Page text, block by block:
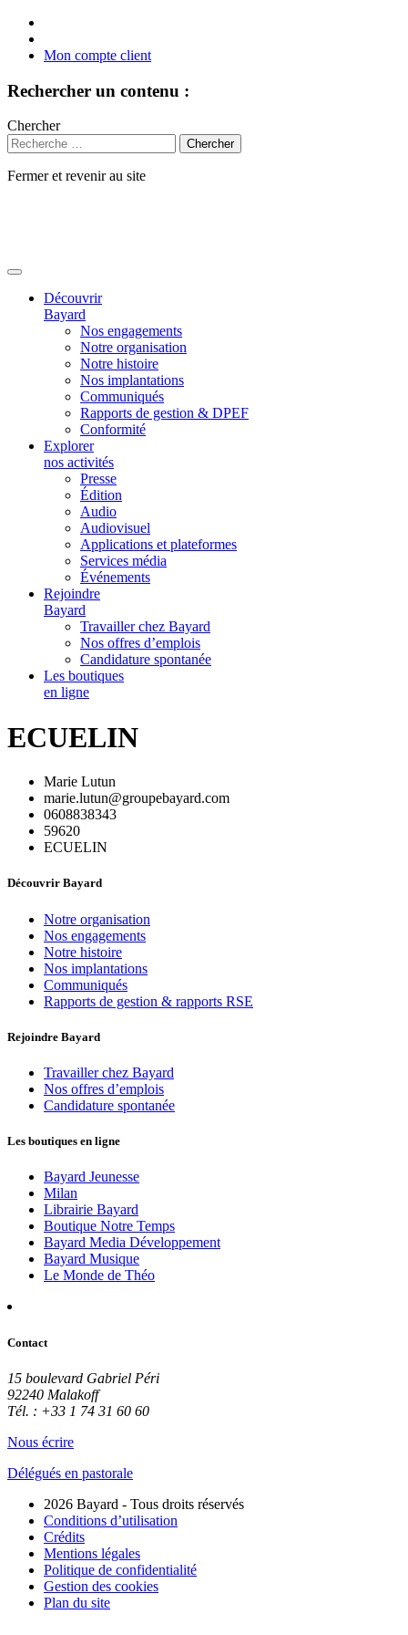
Mon compte client
Rechercher un contenu :
Chercher
Fermer et revenir au site
Découvrir
Bayard
Nos engagements
Notre organisation
Notre histoire
Nos implantations
Communiqués
Rapports de gestion & DPEF
Conformité
Explorer
nos activités
Presse
Édition
Audio
Audiovisuel
Applications et plateformes
Services média
Événements
Rejoindre
Bayard
Travailler chez Bayard
Nos offres d’emplois
Candidature spontanée
Les boutiques
en ligne
ECUELIN
Marie Lutun
marie.lutun@groupebayard.com
0608838343
59620
ECUELIN
Découvrir Bayard
Notre organisation
Nos engagements
Notre histoire
Nos implantations
Communiqués
Rapports de gestion & rapports RSE
Rejoindre Bayard
Travailler chez Bayard
Nos offres d’emplois
Candidature spontanée
Les boutiques en ligne
Bayard Jeunesse
Milan
Librairie Bayard
Boutique Notre Temps
Bayard Media Développement
Bayard Musique
Le Monde de Théo
Contact
15 boulevard Gabriel Péri
92240 Malakoff
Tél. : +33 1 74 31 60 60
Nous écrire
Délégués en pastorale
2026 Bayard - Tous droits réservés
Conditions d’utilisation
Crédits
Mentions légales
Politique de confidentialité
Gestion des cookies
Plan du site